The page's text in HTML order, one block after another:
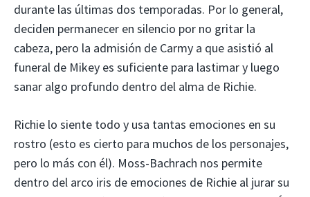
durante las últimas dos temporadas. Por lo general,
deciden permanecer en silencio por no gritar la
cabeza, pero la admisión de Carmy a que asistió al
funeral de Mikey es suficiente para lastimar y luego
sanar algo profundo dentro del alma de Richie.
Richie lo siente todo y usa tantas emociones en su
rostro (esto es cierto para muchos de los personajes,
pero lo más con él). Moss-Bachrach nos permite
dentro del arco iris de emociones de Richie al jurar su